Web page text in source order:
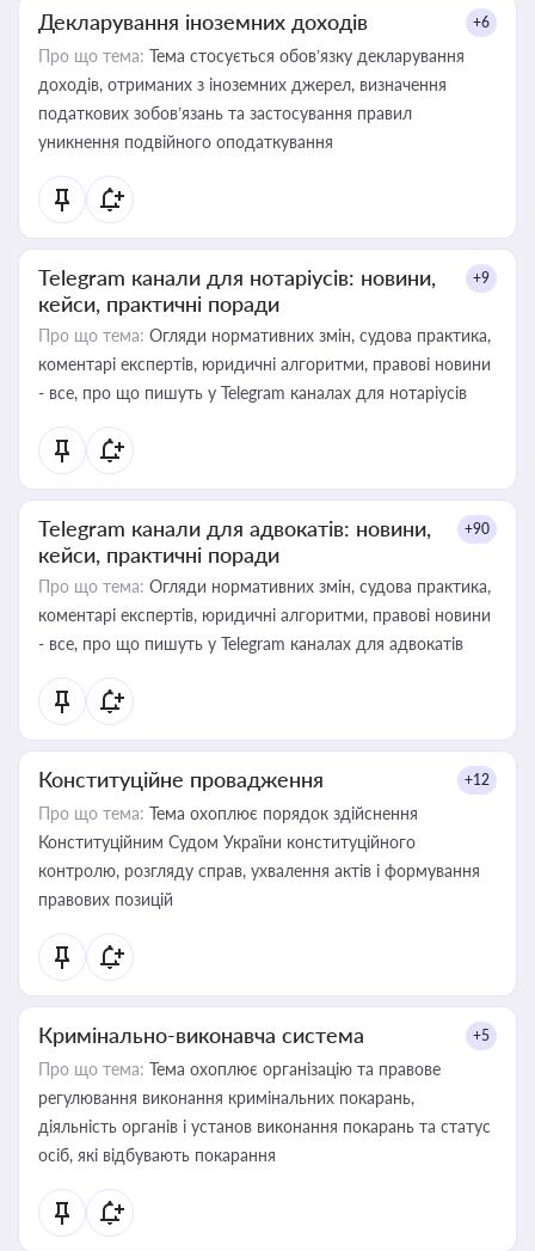
Декларування іноземних доходів +6
Про що тема: Тема стосується обов’язку декларування
доходів, отриманих з іноземних джерел, визначення
податкових зобов’язань та застосування правил
уникнення подвійного оподаткування
Telegram канали для нотаріусів: новини,
кейси, практичні поради
+9
Про що тема: Огляди нормативних змін, судова практика,
коментарі експертів, юридичні алгоритми, правові новини
- все, про що пишуть у Telegram каналах для нотаріусів
Telegram канали для адвокатів: новини,
кейси, практичні поради
+90
Про що тема: Огляди нормативних змін, судова практика,
коментарі експертів, юридичні алгоритми, правові новини
- все, про що пишуть у Telegram каналах для адвокатів
Конституційне провадження +12
Про що тема: Тема охоплює порядок здійснення
Конституційним Судом України конституційного
контролю, розгляду справ, ухвалення актів і формування
правових позицій
Кримінально-виконавча система +5
Про що тема: Тема охоплює організацію та правове
регулювання виконання кримінальних покарань,
діяльність органів і установ виконання покарань та статус
осіб, які відбувають покарання